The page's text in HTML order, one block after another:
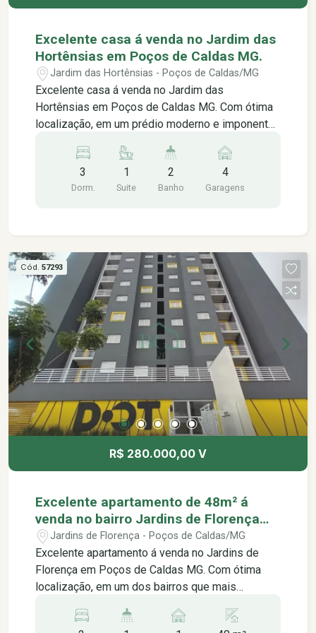
Excelente casa á venda no Jardim das
Hortênsias em Poços de Caldas MG.
Jardim das Hortênsias - Poços de Caldas/MG
Excelente casa á venda no Jardim das
Hortênsias em Poços de Caldas MG. Com ótima
localização, em um prédio moderno e imponente,
logo na chegada. O apartamento em si é bem
espaçoso e bem iluminado, com uma disposição
inteligente dos cômodos que proporciona
Garagem -Quintal Terreno: 280m² Área útil: 176m²
*Não aceita financiamento *Somente venda
Próximo á: -Escolas Edir Frayha -Supermercado
San Michel -Padarias -Creche Beija flor -
Academia Biohealth
3
Dorm.
1
Suite
2
Banho
4
Garagens
Cód. 57293
R$ 280.000,00 V
Excelente apartamento de 48m² á
venda no bairro Jardins de Florença
em Poços de Caldas MG.
Jardins de Florença - Poços de Caldas/MG
Excelente apartamento á venda no Jardins de
Florença em Poços de Caldas MG. Com ótima
localização, em um dos bairros que mais
com varanda gourmet -Cozinha -Banheiro social